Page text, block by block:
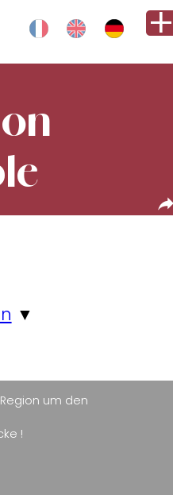
▼
um den
!